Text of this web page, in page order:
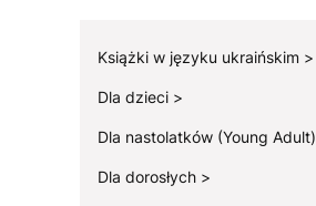
Książki w języku ukraińskim
Dla dzieci
Dla nastolatków (Young Adult)
Dla dorosłych